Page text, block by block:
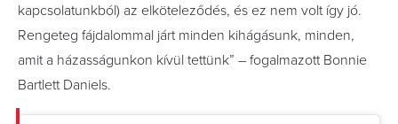
kapcsolatunkból) az elköteleződés, és ez nem volt így jó.
Rengeteg fájdalommal járt minden kihágásunk, minden,
amit a házasságunkon kívül tettünk” – fogalmazott Bonnie
Bartlett Daniels.